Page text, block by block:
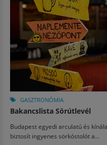
GASZTRONÓMIA
Bakancslista Sörútlevél
Budapest egyedi arculatú és
biztosít ingyenes sörkóstolót a...